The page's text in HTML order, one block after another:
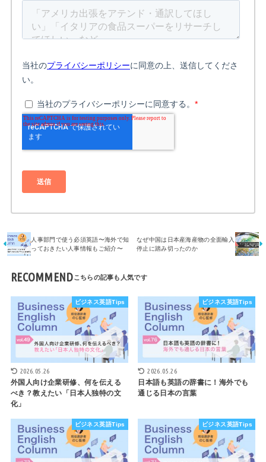
人事部門で使う必須英語〜海外で知
っておきたい人事情報もご紹介〜
なぜ中国は日本産海産物の全面輸入
停止に踏み切ったのか
RECOMMEND
ビジネス英語Tips
2026.05.26
外国人向け企業研修、何を伝える
べき？教えたい「日本人独特の文
化」
ビジネス英語Tips
2026.05.26
日本語も英語の辞書に！海外でも
通じる日本の言葉
ビジネス英語Tips ビジネス英語Tips